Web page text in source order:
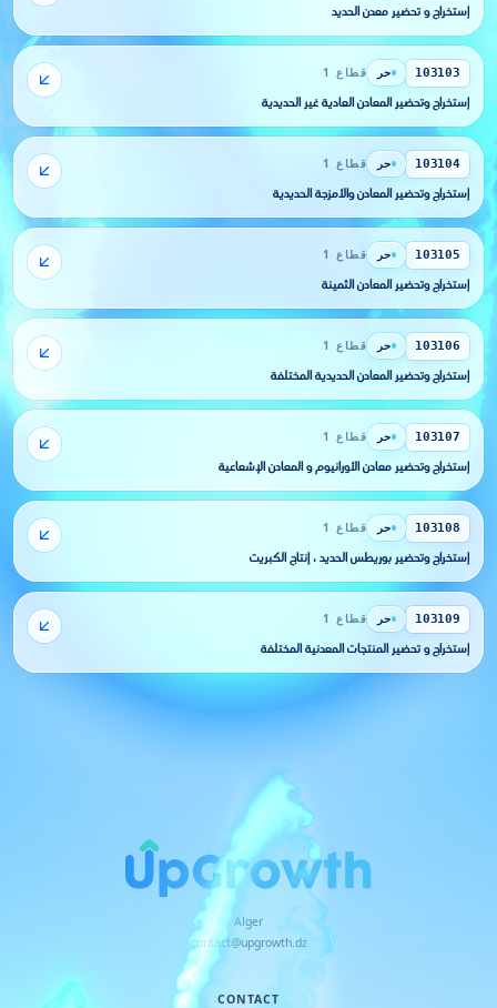
إستخراج و تحضير معدن الحديد
103103 حر قطاع 1
إستخراج وتحضير المعادن العادية غير الحديدية
103104 حر قطاع 1
إستخراج وتحضير المعادن والأمزجة الحديدية
103105 حر قطاع 1
إستخراج وتحضير المعادن الثمينة
103106 حر قطاع 1
إستخراج وتحضير المعادن الحديدية المختلفة
103107 حر قطاع 1
إستخراج وتحضير معادن الأورانيوم و المعادن الإشعاعية
103108 حر قطاع 1
إستخراج وتحضير بوريطس الحديد ، إنتاج الكبريت
103109 حر قطاع 1
إستخراج و تحضير المنتجات المعدنية المختلفة
Alger
contact@upgrowth.dz
CONTACT